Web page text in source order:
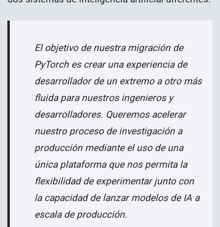
El objetivo de nuestra migración de
PyTorch es crear una experiencia de
desarrollador de un extremo a otro más
fluida para nuestros ingenieros y
desarrolladores. Queremos acelerar
nuestro proceso de investigación a
producción mediante el uso de una
única plataforma que nos permita la
flexibilidad de experimentar junto con
la capacidad de lanzar modelos de IA a
escala de producción.